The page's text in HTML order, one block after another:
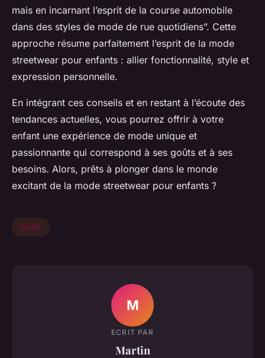
mais en incarnant l’esprit de la course automobile
dans des styles de mode de rue quotidiens”. Cette
approche résume parfaitement l’esprit de la mode
streetwear pour enfants : allier fonctionnalité, style et
expression personnelle.
En intégrant ces conseils et en restant à l’écoute des
tendances actuelles, vous pourrez offrir à votre
enfant une expérience de mode unique et
passionnante qui correspond à ses goûts et à ses
besoins. Alors, prêts à plonger dans le monde
excitant de la mode streetwear pour enfants ?
Mode
M
ECRIT PAR
Martin